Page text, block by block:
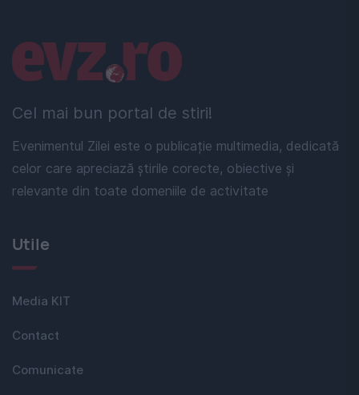
Cel mai bun portal de stiri!
Evenimentul Zilei este o publicație multimedia, dedicată
celor care apreciază știrile corecte, obiective și
relevante din toate domeniile de activitate
Linkuri utile
Utile
Media KIT
Contact
Comunicate